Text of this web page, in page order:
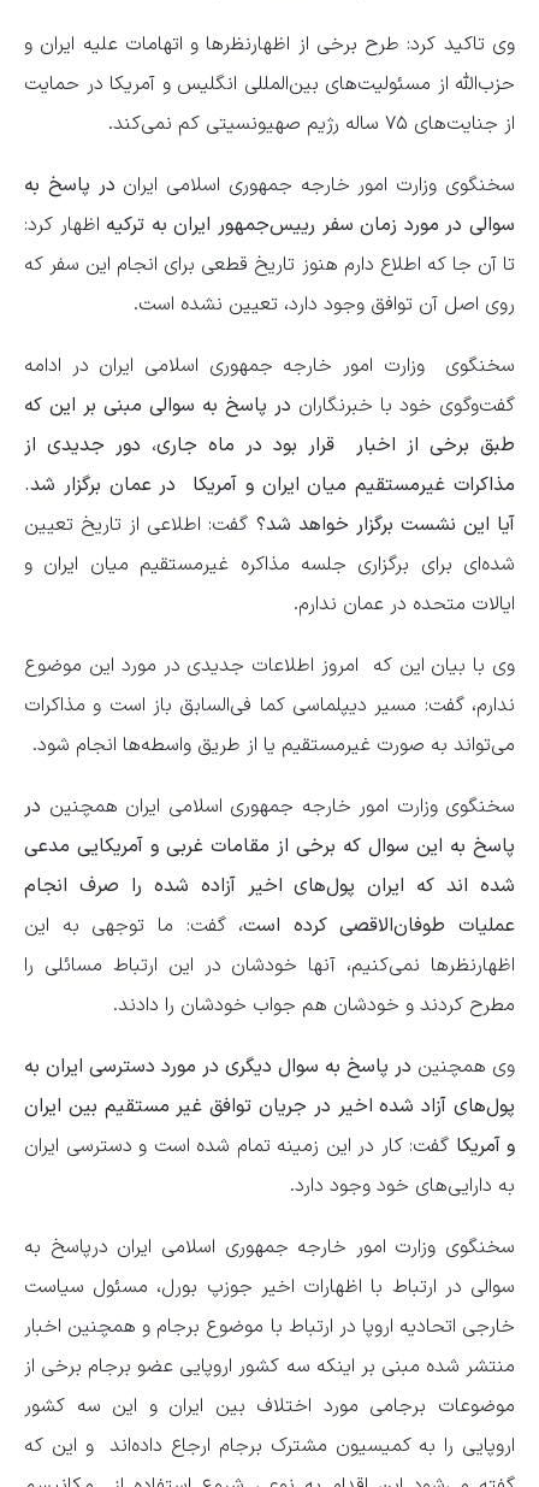
وی تاکید کرد: طرح برخی از اظهارنظرها و اتهامات علیه ایران و
حزب‌الله از مسئولیت‌های بین‌المللی انگلیس و آمریکا در حمایت
از جنایت‌های ۷۵ ساله رژیم صهیونسیتی کم نمی‌کند.
سخنگوی وزارت امور خارجه جمهوری اسلامی ایران در پاسخ به
سوالی در مورد زمان سفر رییس‌جمهور ایران به ترکیه اظهار کرد:
تا آن جا که اطلاع دارم هنوز تاریخ قطعی برای انجام این سفر که
روی اصل آن توافق وجود دارد، تعیین نشده است.
سخنگوی وزارت امور خارجه جمهوری اسلامی ایران در ادامه
گفت‌وگوی خود با خبرنگاران در پاسخ به سوالی مبنی بر این که
طبق برخی از اخبار قرار بود در ماه جاری، دور جدیدی از
مذاکرات غیرمستقیم میان ایران و آمریکا در عمان برگزار شد.
آیا این نشست برگزار خواهد شد؟ گفت: اطلاعی از تاریخ تعیین
شده‌ای برای برگزاری جلسه مذاکره غیرمستقیم میان ایران و
ایالات متحده در عمان ندارم.
وی با بیان این که امروز اطلاعات جدیدی در مورد این موضوع
ندارم، گفت: مسیر دیپلماسی کما فی‌السابق باز است و مذاکرات
می‌تواند به صورت غیرمستقیم یا از طریق واسطه‌ها انجام شود.
سخنگوی وزارت امور خارجه جمهوری اسلامی ایران همچنین در
پاسخ به این سوال که برخی از مقامات غربی و آمریکایی مدعی
شده اند که ایران پول‌های اخیر آزاده شده را صرف انجام
عملیات طوفان‌الاقصی کرده است،گفت: ما توجهی به این
اظهارنظرها نمی‌کنیم، آنها خودشان در این ارتباط مسائلی را
مطرح کردند و خودشان هم جواب خودشان را دادند.
وی همچنین در پاسخ به سوال دیگری در مورد دسترسی ایران به
پول‌های آزاد شده اخیر در جریان توافق غیر مستقیم بین ایران
و آمریکا گفت: کار در این زمینه تمام شده است و دسترسی ایران
به دارایی‌های خود وجود دارد.
سخنگوی وزارت امور خارجه جمهوری اسلامی ایران درپاسخ به
سوالی در ارتباط با اظهارات اخیر جوزپ بورل، مسئول سیاست
خارجی اتحادیه اروپا در ارتباط با موضوع برجام و همچنین اخبار
منتشر شده مبنی بر اینکه سه کشور اروپایی عضو برجام برخی از
موضوعات برجامی مورد اختلاف بین ایران و این سه کشور
اروپایی را به کمیسیون مشترک برجام ارجاع داده‌اند و این که